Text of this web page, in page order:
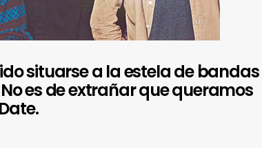
situarse a la estela de bandas
es de extrañar que queramos